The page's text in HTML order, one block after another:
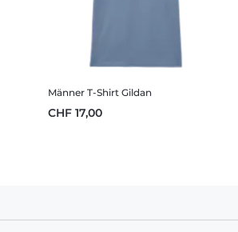
Männer T-Shirt Gildan
CHF 17,00